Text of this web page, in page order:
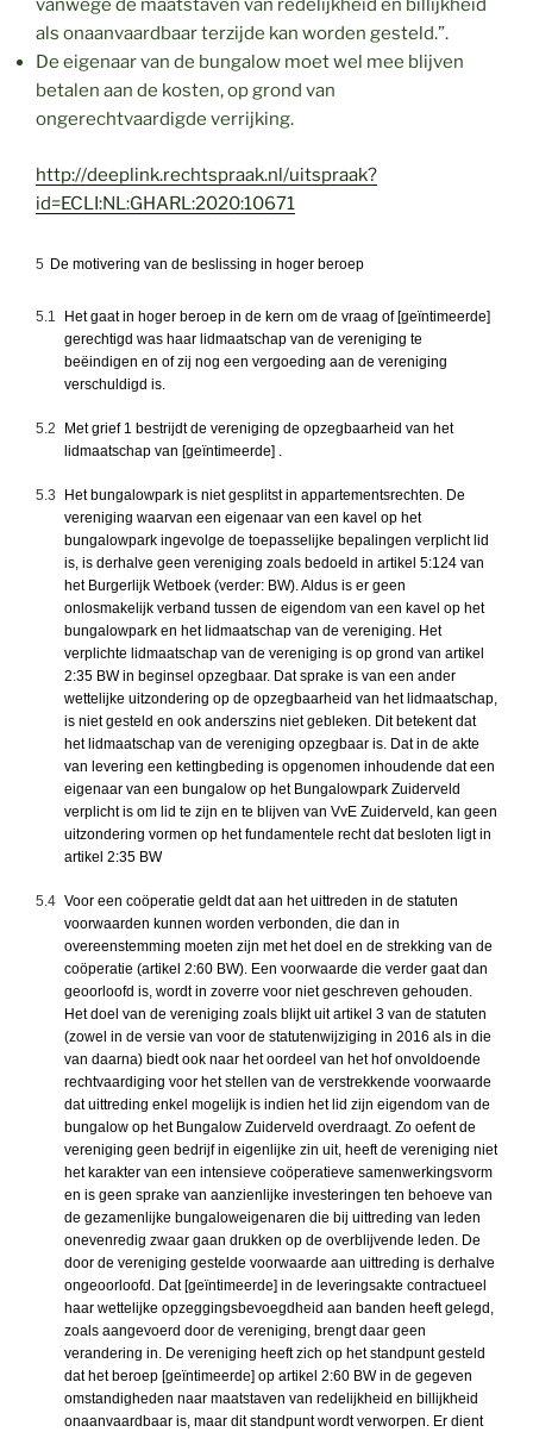
vanwege de maatstaven van redelijkheid en billijkheid
als onaanvaardbaar terzijde kan worden gesteld.”.
De eigenaar van de bungalow moet wel mee blijven
betalen aan de kosten, op grond van
ongerechtvaardigde verrijking.
http://deeplink.rechtspraak.nl/uitspraak?
id=ECLI:NL:GHARL:2020:10671
5 De motivering van de beslissing in hoger beroep
5.1
Het gaat in hoger beroep in de kern om de vraag of [geïntimeerde]
gerechtigd was haar lidmaatschap van de vereniging te
beëindigen en of zij nog een vergoeding aan de vereniging
verschuldigd is.
5.2
Met grief 1 bestrijdt de vereniging de opzegbaarheid van het
lidmaatschap van [geïntimeerde] .
5.3
Het bungalowpark is niet gesplitst in appartementsrechten. De
vereniging waarvan een eigenaar van een kavel op het
bungalowpark ingevolge de toepasselijke bepalingen verplicht lid
is, is derhalve geen vereniging zoals bedoeld in artikel 5:124 van
het Burgerlijk Wetboek (verder: BW). Aldus is er geen
onlosmakelijk verband tussen de eigendom van een kavel op het
bungalowpark en het lidmaatschap van de vereniging. Het
verplichte lidmaatschap van de vereniging is op grond van artikel
2:35 BW in beginsel opzegbaar. Dat sprake is van een ander
wettelijke uitzondering op de opzegbaarheid van het lidmaatschap,
is niet gesteld en ook anderszins niet gebleken. Dit betekent dat
het lidmaatschap van de vereniging opzegbaar is. Dat in de akte
van levering een kettingbeding is opgenomen inhoudende dat een
eigenaar van een bungalow op het Bungalowpark Zuiderveld
verplicht is om lid te zijn en te blijven van VvE Zuiderveld, kan geen
uitzondering vormen op het fundamentele recht dat besloten ligt in
artikel 2:35 BW
5.4 Voor een coöperatie geldt dat aan het uittreden in de statuten
voorwaarden kunnen worden verbonden, die dan in
overeenstemming moeten zijn met het doel en de strekking van de
coöperatie (artikel 2:60 BW). Een voorwaarde die verder gaat dan
geoorloofd is, wordt in zoverre voor niet geschreven gehouden.
Het doel van de vereniging zoals blijkt uit artikel 3 van de statuten
(zowel in de versie van voor de statutenwijziging in 2016 als in die
van daarna) biedt ook naar het oordeel van het hof onvoldoende
rechtvaardiging voor het stellen van de verstrekkende voorwaarde
dat uittreding enkel mogelijk is indien het lid zijn eigendom van de
bungalow op het Bungalow Zuiderveld overdraagt. Zo oefent de
vereniging geen bedrijf in eigenlijke zin uit, heeft de vereniging niet
het karakter van een intensieve coöperatieve samenwerkingsvorm
en is geen sprake van aanzienlijke investeringen ten behoeve van
de gezamenlijke bungaloweigenaren die bij uittreding van leden
onevenredig zwaar gaan drukken op de overblijvende leden. De
door de vereniging gestelde voorwaarde aan uittreding is derhalve
ongeoorloofd. Dat [geïntimeerde] in de leveringsakte contractueel
haar wettelijke opzeggingsbevoegdheid aan banden heeft gelegd,
zoals aangevoerd door de vereniging, brengt daar geen
verandering in. De vereniging heeft zich op het standpunt gesteld
dat het beroep [geïntimeerde] op artikel 2:60 BW in de gegeven
omstandigheden naar maatstaven van redelijkheid en billijkheid
onaanvaardbaar is, maar dit standpunt wordt verworpen. Er dient